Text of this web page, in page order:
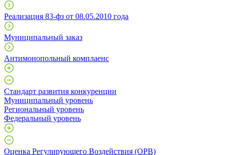
Реализация 83-фз от 08.05.2010 года
Муниципальный заказ
Антимонопольный комплаенс
Стандарт развития конкуренции
Муниципальный уровень
Региональный уровень
Федеральный уровень
Оценка Регулирующего Воздействия (ОРВ)